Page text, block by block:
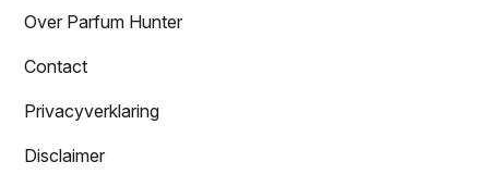
Over Parfum Hunter
Contact
Privacyverklaring
Disclaimer